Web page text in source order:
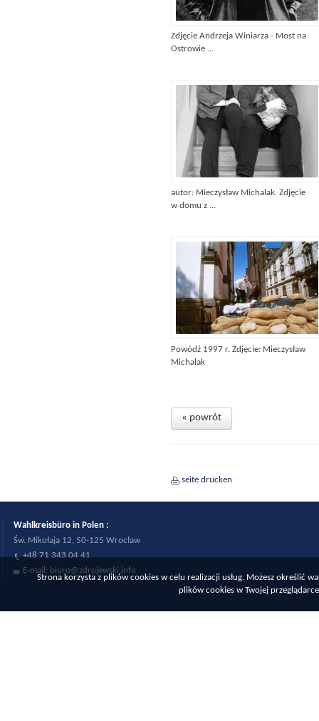
Zdjęcie Andrzeja Winiarza - Most na
Ostrowie ...
autor: Mieczysław Michalak. Zdjęcie
w domu z ...
Powódź 1997 r. Zdjęcie: Mieczysław
Michalak
« powrót
seite drucken
Strona korzysta z plików cookies w celu realizacji usług. Możesz określić
plików cookies w Twojej
Wahlkreisbüro in Polen :
Św. Mikołaja 12, 50-125 Wrocław
+48 71 343 04 41
E-mail: biuro@zdrojewski.info